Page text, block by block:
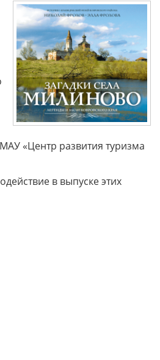
образовательную программу
"Танеев и Бородин. Музыка и
только"!
«Центр развития туризма
в выпуске этих